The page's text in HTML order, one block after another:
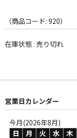
WORLD
その他
Webのみ no.2
（商品コード: 920）
在庫状態 : 売り切れ
営業日カレンダー
今月(2026年8月)
日
月 火 水 木